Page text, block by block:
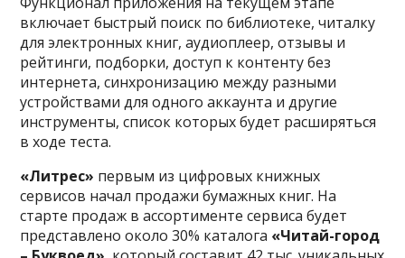
включает быстрый поиск по библиотеке, читалку
для электронных книг, аудиоплеер, отзывы и
рейтинги, подборки, доступ к контенту без
интернета, синхронизацию между разными
устройствами для одного аккаунта и другие
инструменты, список которых будет расширяться
в ходе теста.
«Литрес» первым из цифровых книжных
сервисов начал продажи бумажных книг. На
старте продаж в ассортименте сервиса будет
представлено около 30% каталога «Читай-город